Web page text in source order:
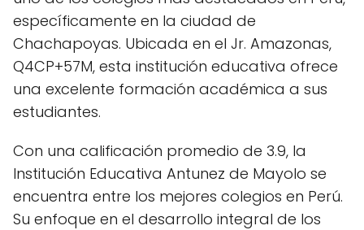
específicamente en la ciudad de
Chachapoyas. Ubicada en el Jr. Amazonas,
Q4CP+57M, esta institución educativa ofrece
una excelente formación académica a sus
estudiantes.
Con una calificación promedio de 3.9, la
Institución Educativa Antunez de Mayolo se
encuentra entre los mejores colegios en Perú.
Su enfoque en el desarrollo integral de los